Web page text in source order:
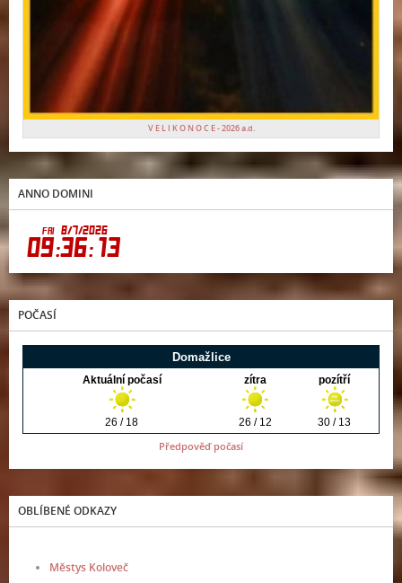
V E L I K O N O C E - 2026 a.d.
ANNO DOMINI
POČASÍ
Předpověď počasí
OBLÍBENÉ ODKAZY
Městys Koloveč